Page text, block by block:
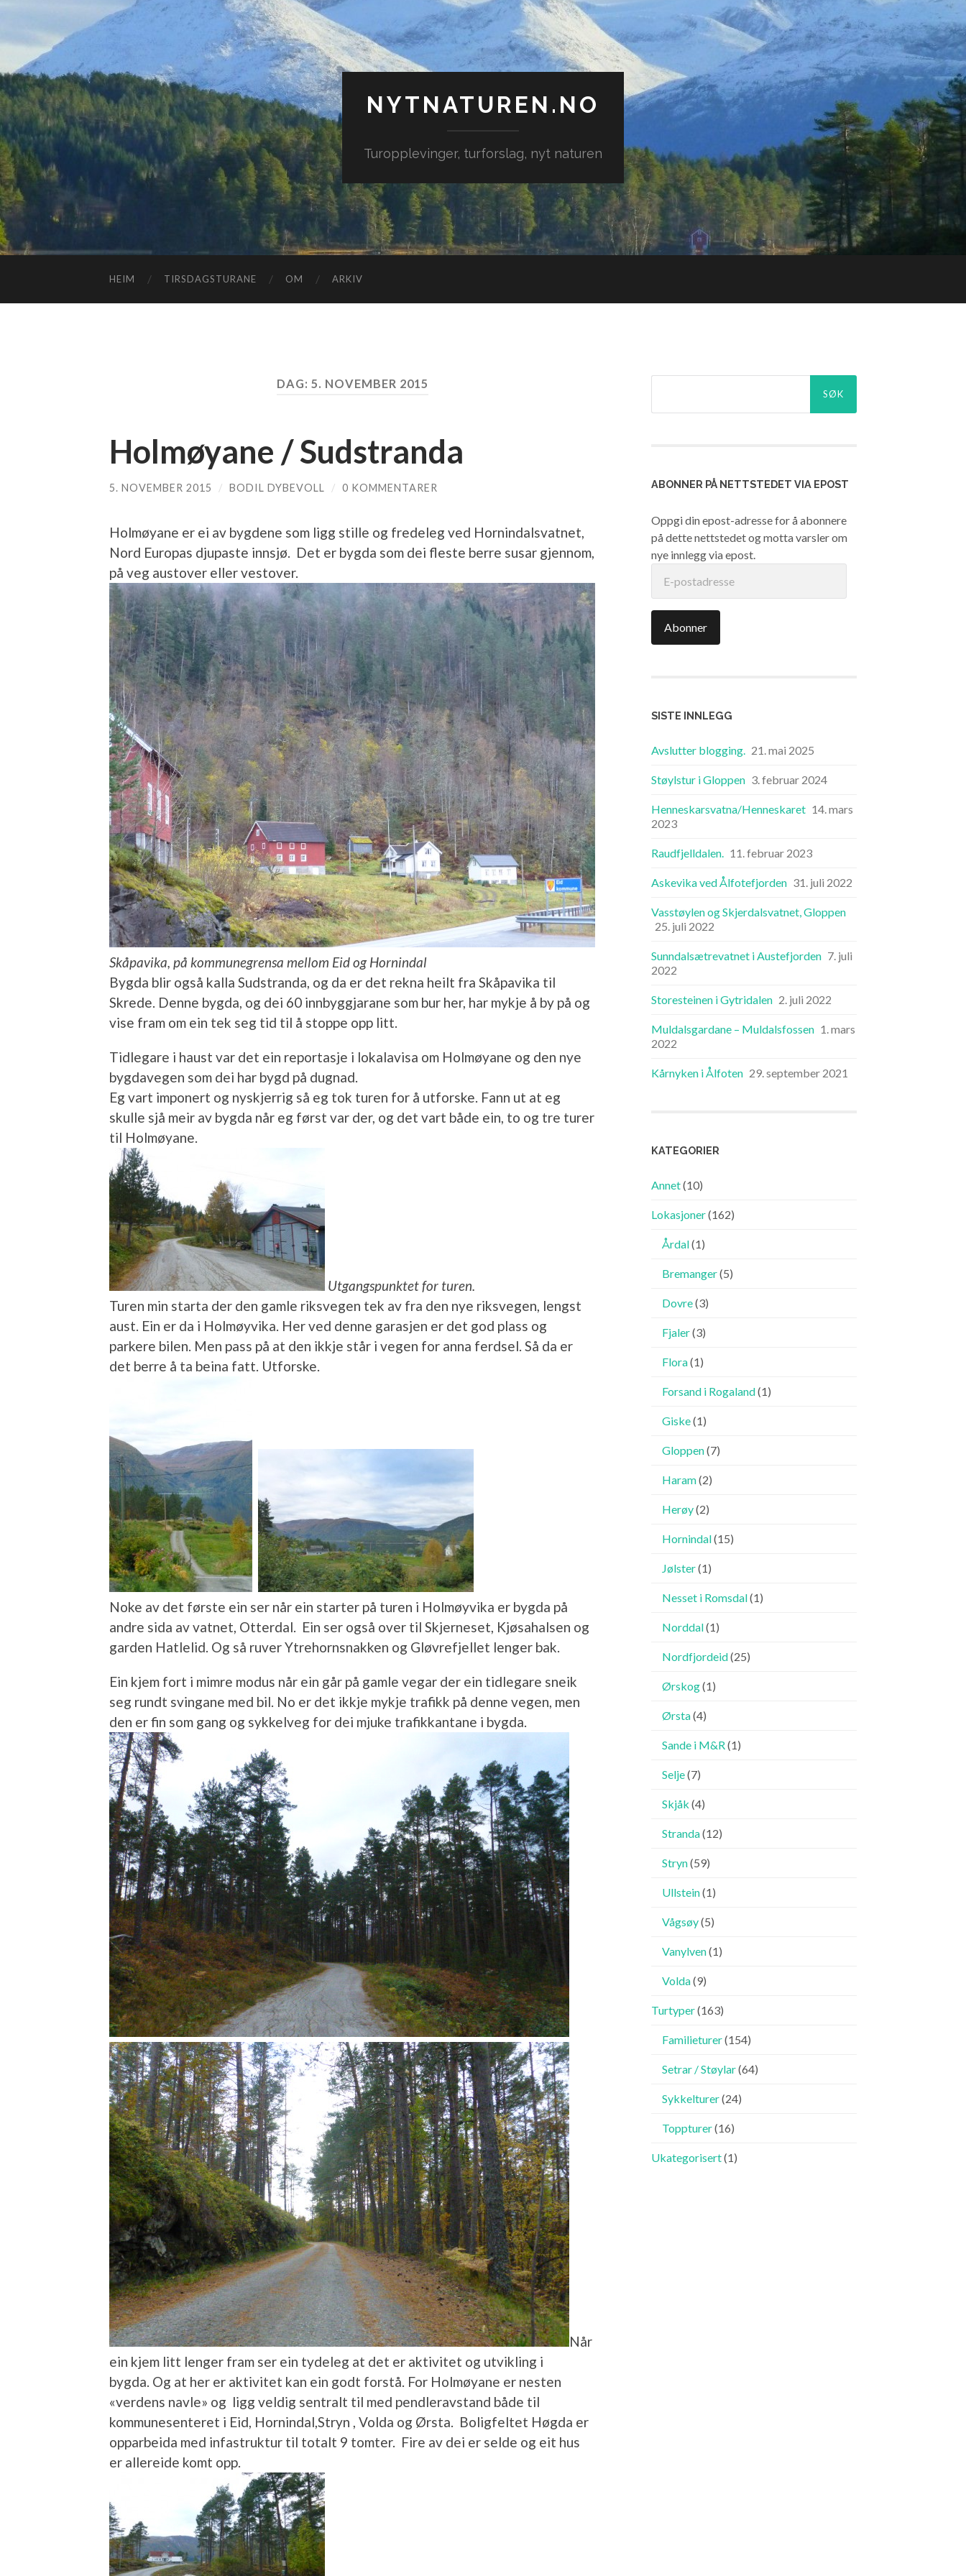
NYTNATUREN.NO
Turopplevinger, turforslag, nyt naturen
HEIM TIRSDAGSTURANE OM ARKIV
DAG: 5. NOVEMBER 2015
Holmøyane / Sudstranda
5. NOVEMBER 2015 / BODIL DYBEVOLL / 0 KOMMENTARER
Holmøyane er ei av bygdene som ligg stille og fredeleg ved Hornindalsvatnet,
Nord Europas djupaste innsjø. Det er bygda som dei fleste berre susar gjennom,
på veg austover eller vestover.
Skåpavika, på kommunegrensa mellom Eid og Hornindal
Bygda blir også kalla Sudstranda, og da er det rekna heilt fra Skåpavika til
Skrede. Denne bygda, og dei 60 innbyggjarane som bur her, har mykje å by på og
vise fram om ein tek seg tid til å stoppe opp litt.
Tidlegare i haust var det ein reportasje i lokalavisa om Holmøyane og den nye
bygdavegen som dei har bygd på dugnad.
Eg vart imponert og nyskjerrig så eg tok turen for å utforske. Fann ut at eg
skulle sjå meir av bygda når eg først var der, og det vart både ein, to og tre turer
til Holmøyane.
Utgangspunktet for turen.
Turen min starta der den gamle riksvegen tek av fra den nye riksvegen, lengst
aust. Ein er da i Holmøyvika. Her ved denne garasjen er det god plass og
parkere bilen. Men pass på at den ikkje står i vegen for anna ferdsel. Så da er
det berre å ta beina fatt. Utforske.
Noke av det første ein ser når ein starter på turen i Holmøyvika er bygda på
andre sida av vatnet, Otterdal. Ein ser også over til Skjerneset, Kjøsahalsen og
garden Hatlelid. Og så ruver Ytrehornsnakken og Gløvrefjellet lenger bak.
Ein kjem fort i mimre modus når ein går på gamle vegar der ein tidlegare sneik
seg rundt svingane med bil. No er det ikkje mykje trafikk på denne vegen, men
den er fin som gang og sykkelveg for dei mjuke trafikkantane i bygda.
Når
ein kjem litt lenger fram ser ein tydeleg at det er aktivitet og utvikling i
bygda. Og at her er aktivitet kan ein godt forstå. For Holmøyane er nesten
«verdens navle» og ligg veldig sentralt til med pendleravstand både til
kommunesenteret i Eid, Hornindal,Stryn , Volda og Ørsta. Boligfeltet Høgda er
opparbeida med infastruktur til totalt 9 tomter. Fire av dei er selde og eit hus
er allereide komt opp.
ABONNER PÅ NETTSTEDET VIA EPOST
Oppgi din epost-adresse for å abonnere
på dette nettstedet og motta varsler om
nye innlegg via epost.
postadresse
Abonner
SISTE INNLEGG
Avslutter blogging. 21. mai 2025
Støylstur i Gloppen 3. februar 2024
Henneskarsvatna/Henneskaret 14. mars
2023
Raudfjelldalen. 11. februar 2023
Askevika ved Ålfotefjorden 31. juli 2022
Vasstøylen og Skjerdalsvatnet, Gloppen
25. juli 2022
Sunndalsætrevatnet i Austefjorden 7. juli
2022
Storesteinen i Gytridalen 2. juli 2022
Muldalsgardane – Muldalsfossen 1. mars
2022
Kårnyken i Ålfoten 29. september 2021
KATEGORIER
Annet(10)
Lokasjoner(162)
Årdal(1)
Bremanger(5)
Dovre(3)
Fjaler(3)
Flora(1)
Forsand i Rogaland(1)
Giske(1)
Gloppen(7)
Haram(2)
Herøy(2)
Hornindal(15)
Jølster(1)
Nesset i Romsdal(1)
Norddal(1)
Nordfjordeid(25)
Ørskog(1)
Ørsta(4)
Sande i M&R(1)
Selje(7)
Skjåk (4)
Stranda(12)
Stryn(59)
Ullstein(1)
Vågsøy(5)
Vanylven(1)
Volda(9)
Turtyper(163)
Familieturer(154)
Setrar / Støylar(64)
Sykkelturer(24)
Toppturer(16)
Ukategorisert(1)